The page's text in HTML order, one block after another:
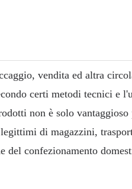
vendita ed altra
certi metodi tecnici e
non è solo
di magazzini,
del confezionamento